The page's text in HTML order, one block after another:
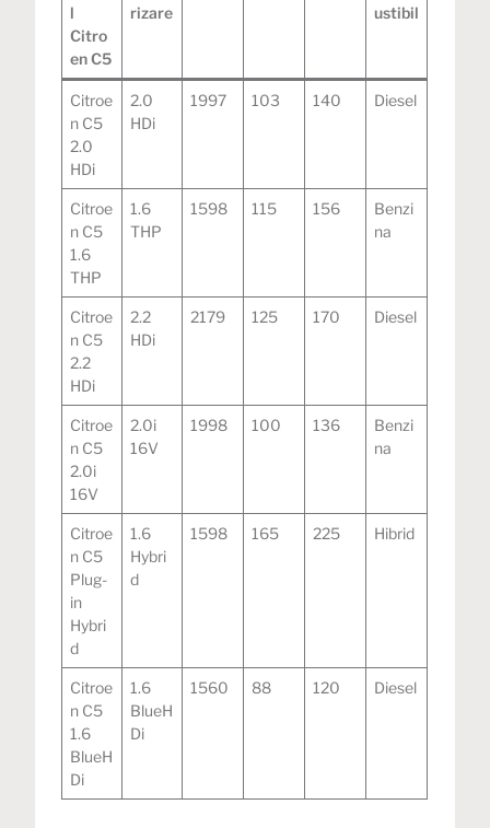
l
Citro
en C5
rizare
ustibil
Citroe
n C5
2.0
HDi
2.0
HDi
1997 103 140 Diesel
Citroe
n C5
1.6
THP
1.6
THP
1598 115 156
Benzi
na
Citroe
n C5
2.2
HDi
2.2
HDi
2179 125 170 Diesel
Citroe
n C5
2.0i
16V
2.0i
16V
1998 100 136
Benzi
na
Citroe
n C5
Plug-
in
Hybri
d
1.6
Hybri
d
1598 165 225 Hibrid
Citroe
n C5
1.6
BlueH
Di
1.6
BlueH
Di
1560 88 120 Diesel